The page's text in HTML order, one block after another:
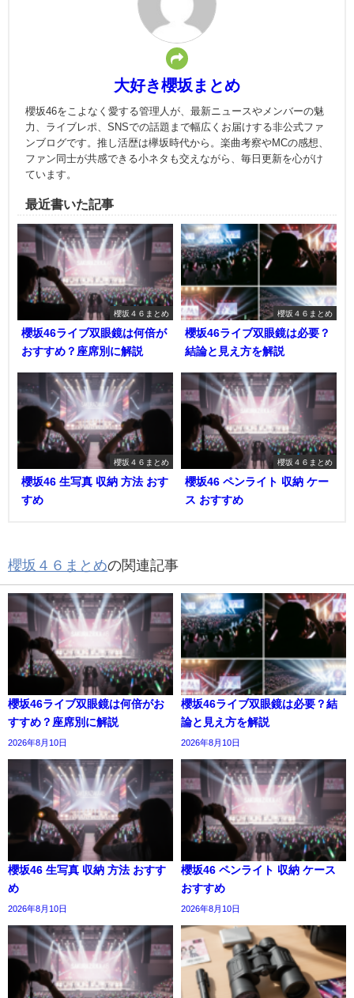
大好き櫻坂まとめ
櫻坂46をこよなく愛する管理人が、最新ニュースやメンバーの魅
力、ライブレポ、SNSでの話題まで幅広くお届けする非公式ファ
ンブログです。推し活歴は欅坂時代から。楽曲考察やMCの感想、
ファン同士が共感できる小ネタも交えながら、毎日更新を心がけ
ています。
最近書いた記事
櫻坂４６まとめ
櫻坂46ライブ双眼鏡は何倍が
おすすめ？座席別に解説
櫻坂４６まとめ
櫻坂46ライブ双眼鏡は必要？
結論と見え方を解説
櫻坂４６まとめ
櫻坂46 生写真 収納 方法 おす
すめ
櫻坂４６まとめ
櫻坂46 ペンライト 収納 ケー
ス おすすめ
櫻坂４６まとめの関連記事
櫻坂46ライブ双眼鏡は何倍がお
すすめ？座席別に解説
2026年8月10日
櫻坂46ライブ双眼鏡は必要？結
論と見え方を解説
2026年8月10日
櫻坂46 生写真 収納 方法 おすす
め
2026年8月10日
櫻坂46 ペンライト 収納 ケース
おすすめ
2026年8月10日